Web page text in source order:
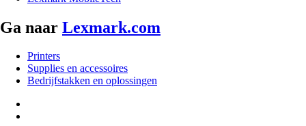
Ga naar Lexmark.com
Printers
Supplies en accessoires
Bedrijfstakken en oplossingen